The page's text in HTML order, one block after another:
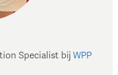
Specialist bij WPP